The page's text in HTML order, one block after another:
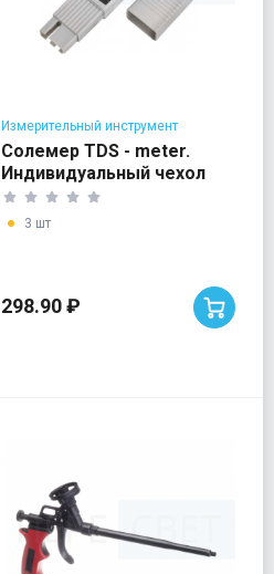
Измерительный инструмент
Солемер TDS - meter.
Индивидуальный чехол
3 шт
298.90 ₽